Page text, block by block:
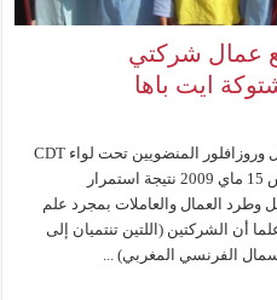
عمال شركتي
ايت باها
دخل عمال وعاملات شركتي صوبروفيل وروزافلور المنضويين تحت لواء CDT
في إضراب عن العمل منذ يوم الخميس 15 ماي 2009 نتيجة استمرار
وطرد العمال والعاملات بمجرد علم
أن الشركتين (اللتين تنتميان إلى
الفرنسي المغربي) ...